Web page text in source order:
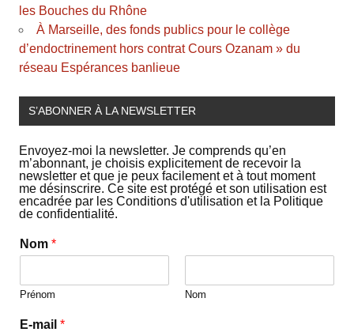
les Bouches du Rhône
À Marseille, des fonds publics pour le collège
d’endoctrinement hors contrat Cours Ozanam » du
réseau Espérances banlieue
S’ABONNER À LA NEWSLETTER
Envoyez-moi la newsletter. Je comprends qu’en
m’abonnant, je choisis explicitement de recevoir la
newsletter et que je peux facilement et à tout moment
me désinscrire. Ce site est protégé et son utilisation est
encadrée par les Conditions d'utilisation et la Politique
de confidentialité.
Nom *
Prénom Nom
E-mail *